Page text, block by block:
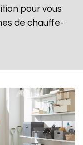
pour vous
de chauffe-